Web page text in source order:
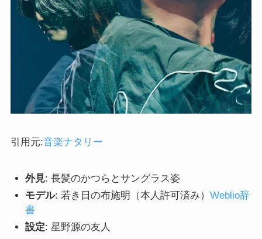
引用元:音楽ナタリー
外見: 長髪のかつらとサングラス姿
モデル: 若き日の布施明（本人許可済み）Weblio辞
書
設定: 星野源の友人